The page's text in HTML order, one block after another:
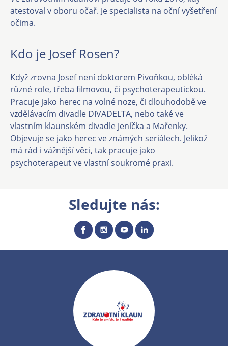
atestoval v oboru očař. Je specialista na oční vyšetření
očima.
Kdo je Josef Rosen?
Když zrovna Josef není doktorem Pivoňkou, obléká
různé role, třeba filmovou, či psychoterapeutickou.
Pracuje jako herec na volné noze, či dlouhodobě ve
vzdělávacím divadle DIVADELTA, nebo také ve
vlastním klaunském divadle Jeníčka a Mařenky.
Objevuje se jako herec ve známých seriálech. Jelikož
má rád i vážnější věci, tak pracuje jako
psychoterapeut ve vlastní soukromé praxi.
Sledujte nás: